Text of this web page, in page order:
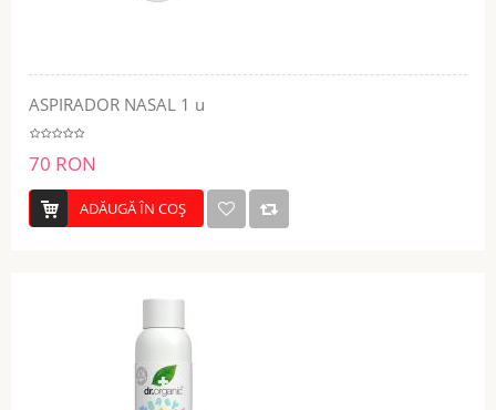
ASPIRADOR NASAL 1 u
70 RON
ADĂUGĂ ÎN COŞ